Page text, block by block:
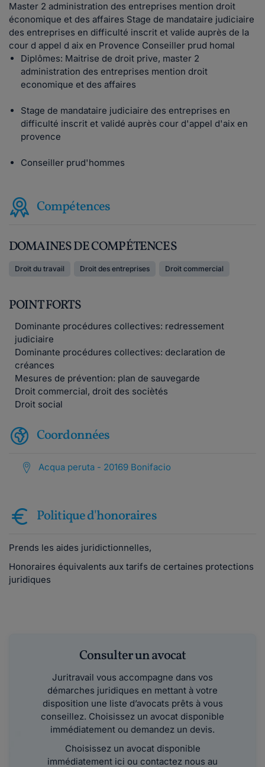
Master 2 administration des entreprises mention droit
économique et des affaires Stage de mandataire judiciaire
des entreprises en difficulté inscrit et valide auprès de la
cour d appel d aix en Provence Conseiller prud homal
Diplômes: Maitrise de droit prive, master 2
administration des entreprises mention droit
economique et des affaires
Stage de mandataire judiciaire des entreprises en
difficulté inscrit et validé auprès cour d'appel d'aix en
provence
Conseiller prud'hommes
Compétences
DOMAINES DE COMPÉTENCES
Droit du travail Droit des entreprises Droit commercial
POINT FORTS
Dominante procédures collectives: redressement
judiciaire
Dominante procédures collectives: declaration de
créances
Mesures de prévention: plan de sauvegarde
Droit commercial, droit des sociètés
Droit social
Coordonnées
Acqua peruta - 20169 Bonifacio
Politique d'honoraires
Prends les aides juridictionnelles,
Honoraires équivalents aux tarifs de certaines protections
juridiques
Consulter un avocat
Juritravail vous accompagne dans vos
démarches juridiques en mettant à votre
disposition une liste d’avocats prêts à vous
conseillez. Choisissez un avocat disponible
immédiatement ou demandez un devis.
Choisissez un avocat disponible
immédiatement ici ou contactez nous au